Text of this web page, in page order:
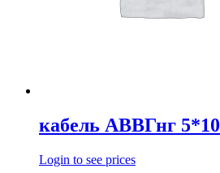
кабель АВВГнг 5*10
Login to see prices